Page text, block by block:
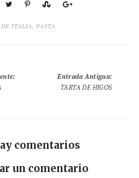
DE ITALIA , PASTA
:
Entrada Antigua:
TARTA DE HIGOS
comentarios
un comentario